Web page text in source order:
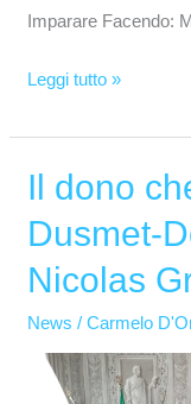
Imparare Facendo:
Leggi tutto »
Il dono
Dusmet-
Nicolas
News /Carmelo
Il
che
unisce:l’I.C.
nel